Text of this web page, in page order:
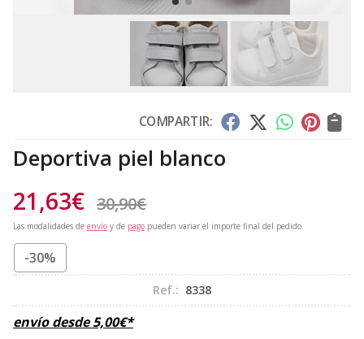
COMPARTIR:
Deportiva piel blanco
21,63€ 30,90€
Las modalidades de envío y de pago pueden variar el importe final del pedido.
-30%
Ref.: 8338
envío desde5,00€*